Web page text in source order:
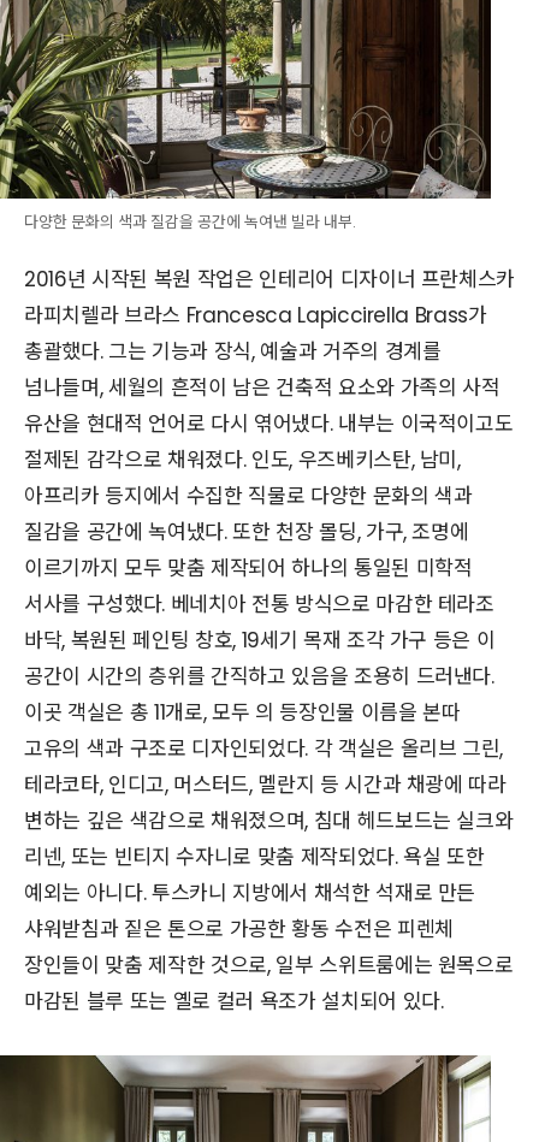
다양한 문화의 색과 질감을 공간에 녹여낸 빌라 내부.
2016년 시작된 복원 작업은 인테리어 디자이너 프란체스카
라피치렐라 브라스 Francesca Lapiccirella Brass가
총괄했다. 그는 기능과 장식, 예술과 거주의 경계를
넘나들며, 세월의 흔적이 남은 건축적 요소와 가족의 사적
유산을 현대적 언어로 다시 엮어냈다. 내부는 이국적이고도
절제된 감각으로 채워졌다. 인도, 우즈베키스탄, 남미,
아프리카 등지에서 수집한 직물로 다양한 문화의 색과
질감을 공간에 녹여냈다. 또한 천장 몰딩, 가구, 조명에
이르기까지 모두 맞춤 제작되어 하나의 통일된 미학적
서사를 구성했다. 베네치아 전통 방식으로 마감한 테라조
바닥, 복원된 페인팅 창호, 19세기 목재 조각 가구 등은 이
공간이 시간의 층위를 간직하고 있음을 조용히 드러낸다.
이곳 객실은 총 11개로, 모두 의 등장인물 이름을 본따
고유의 색과 구조로 디자인되었다. 각 객실은 올리브 그린,
테라코타, 인디고, 머스터드, 멜란지 등 시간과 채광에 따라
변하는 깊은 색감으로 채워졌으며, 침대 헤드보드는 실크와
리넨, 또는 빈티지 수자니로 맞춤 제작되었다. 욕실 또한
예외는 아니다. 투스카니 지방에서 채석한 석재로 만든
샤워받침과 짙은 톤으로 가공한 황동 수전은 피렌체
장인들이 맞춤 제작한 것으로, 일부 스위트룸에는 원목으로
마감된 블루 또는 옐로 컬러 욕조가 설치되어 있다.